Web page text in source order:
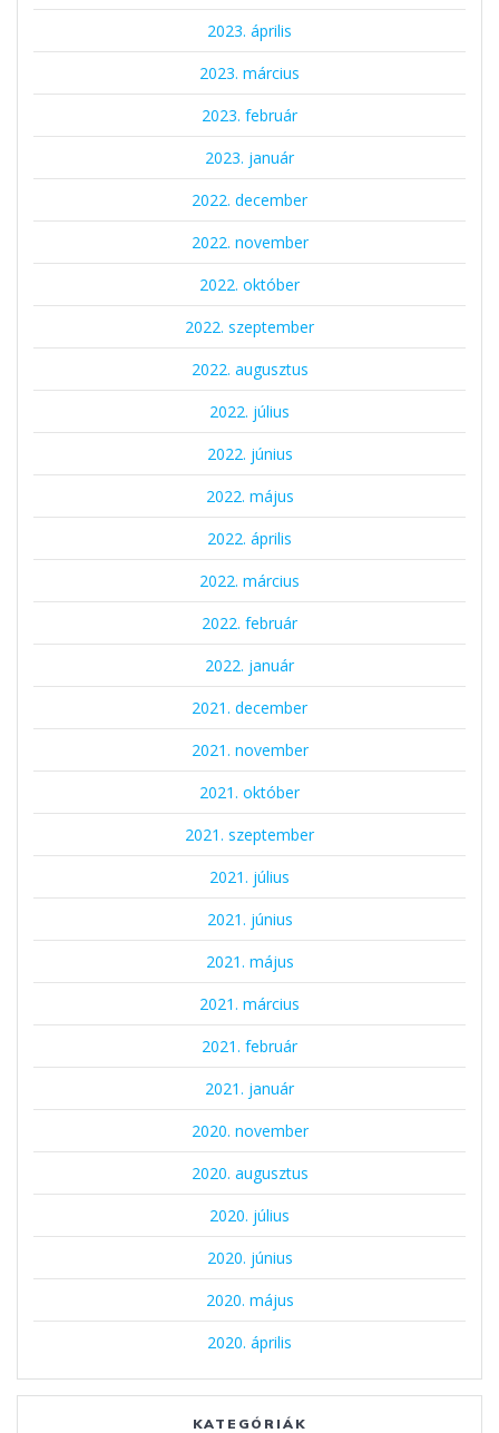
2023. április
2023. március
2023. február
2023. január
2022. december
2022. november
2022. október
2022. szeptember
2022. augusztus
2022. július
2022. június
2022. május
2022. április
2022. március
2022. február
2022. január
2021. december
2021. november
2021. október
2021. szeptember
2021. július
2021. június
2021. május
2021. március
2021. február
2021. január
2020. november
2020. augusztus
2020. július
2020. június
2020. május
2020. április
KATEGÓRIÁK